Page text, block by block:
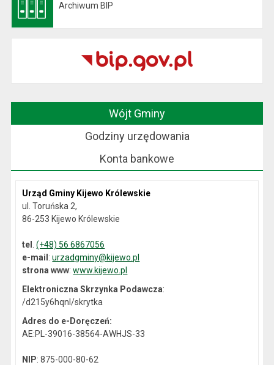
Archiwum BIP
Wójt Gminy
Godziny urzędowania
Konta bankowe
Urząd Gminy Kijewo Królewskie
ul. Toruńska 2,
86-253 Kijewo Królewskie
tel .(+48) 56 6867056
e-mail :urzadgminy@kijewo.pl
strona www:www.kijewo.pl
Elektroniczna Skrzynka Podawcza:
/d215y6hqnl/skrytka
Adres do e-Doręczeń:
AE:PL-39016-38564-AWHJS-33
NIP: 875-000-80-62